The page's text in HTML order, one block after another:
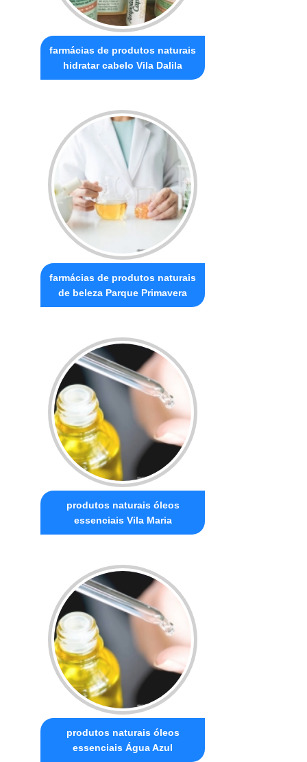
farmácias de produtos naturais
hidratar cabelo Vila Dalila
farmácias de produtos naturais
de beleza Parque Primavera
produtos naturais óleos
essenciais Vila Maria
produtos naturais óleos
essenciais Água Azul